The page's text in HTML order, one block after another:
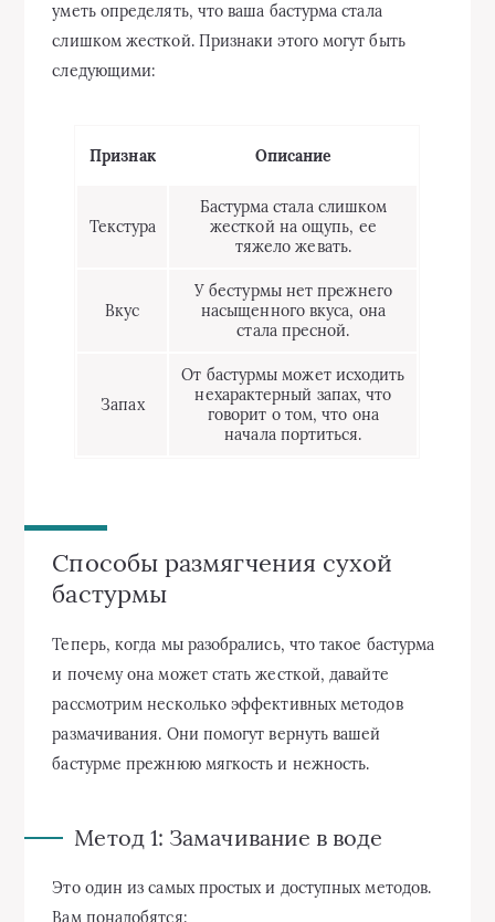
уметь определять, что ваша бастурма стала
слишком жесткой. Признаки этого могут быть
следующими:
Признак Описание
Текстура
Бастурма стала слишком
жесткой на ощупь, ее
тяжело жевать.
Вкус
У бестурмы нет прежнего
насыщенного вкуса, она
стала пресной.
Запах
От бастурмы может исходить
нехарактерный запах, что
говорит о том, что она
начала портиться.
Способы размягчения сухой
бастурмы
Теперь, когда мы разобрались, что такое бастурма
и почему она может стать жесткой, давайте
рассмотрим несколько эффективных методов
размачивания. Они помогут вернуть вашей
бастурме прежнюю мягкость и нежность.
Метод 1: Замачивание в воде
Это один из самых простых и доступных методов.
Вам понадобятся: